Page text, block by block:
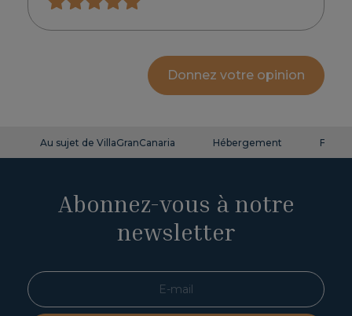
Donnez votre opinion
Au sujet de VillaGranCanaria Hébergement FAQ
Abonnez-vous à notre
newsletter